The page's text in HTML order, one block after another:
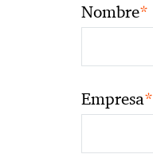
Nombre*
Empresa*